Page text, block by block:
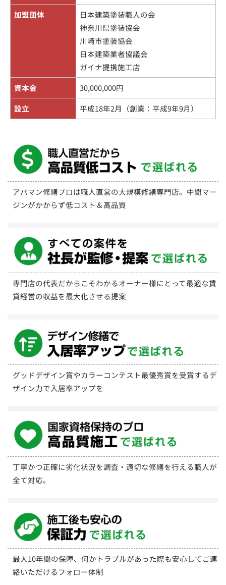
加盟団体
日本建築塗装職人の会
神奈川県塗装協会
川崎市塗装協会
日本建築業者協議会
ガイナ提携施工店
資本金
30,000,000円
設立
平成18年2月（創業：平成9年9月）
アパマン修繕プロは職人直営の大規模修繕専門店。中間マー
ジンがかからず低コスト＆高品質
専門店の代表だからこそわかるオーナー様にとって最適な賃
貸経営の収益を最大化させる提案
グッドデザイン賞やカラーコンテスト最優秀賞を受賞するデ
ザイン力で入居率アップを
丁寧かつ正確に劣化状況を調査・適切な修繕を行える職人が
全て対応。
最大10年間の保障、何かトラブルがあった際も安心してご連
絡いただけるフォロー体制